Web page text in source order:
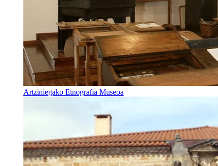
Artziniegako Etnografia Museoa